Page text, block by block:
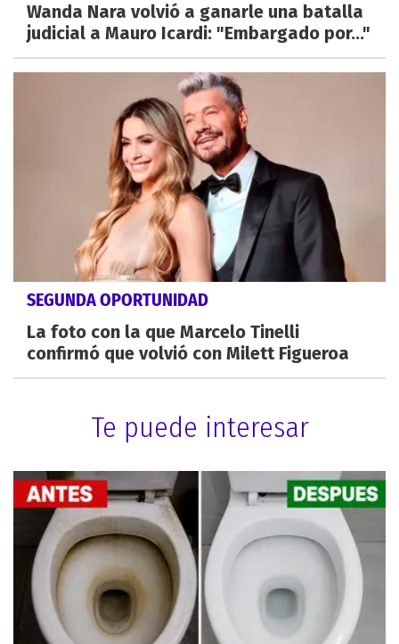
Wanda Nara volvió a ganarle una batalla
judicial a Mauro Icardi: "Embargado por..."
SEGUNDA OPORTUNIDAD
La foto con la que Marcelo Tinelli
confirmó que volvió con Milett Figueroa
Te puede interesar